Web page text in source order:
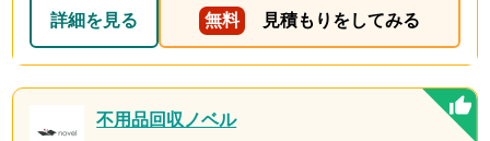
詳細を見る 無料 見積もりをしてみる
不用品回収ノベル